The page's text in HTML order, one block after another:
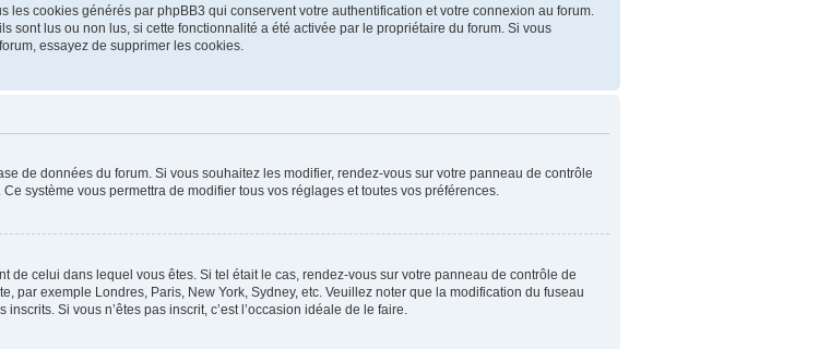
les cookies générés par phpBB3 qui conservent votre authentification et votre connexion au forum.
sont lus ou non lus, si cette fonctionnalité a été activée par le propriétaire du forum. Si vous
essayez de supprimer les cookies.
de données du forum. Si vous souhaitez les modifier, rendez-vous sur votre panneau de contrôle
système vous permettra de modifier tous vos réglages et toutes vos préférences.
de celui dans lequel vous êtes. Si tel était le cas, rendez-vous sur votre panneau de contrôle de
par exemple Londres, Paris, New York, Sydney, etc. Veuillez noter que la modification du fuseau
Si vous n’êtes pas inscrit, c’est l’occasion idéale de le faire.